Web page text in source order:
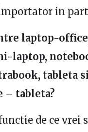
in
laptop-
laptop,
tableta
– tableta?
de ce vrei